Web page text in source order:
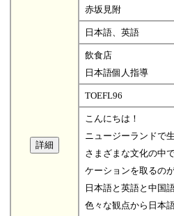
赤坂見附
日本語、英語
飲食店
日本語個人指導
TOEFL96
こんにちは！
ニュージーランドで
さまざまな文化の中
ケーションを取るの
日本語と英語と中国
色々な観点から日本